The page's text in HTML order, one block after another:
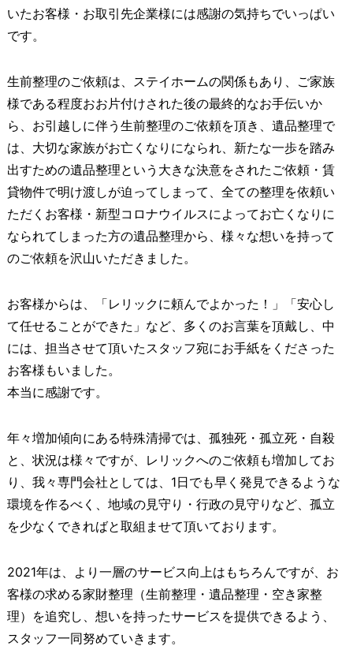
いたお客様・お取引先企業様には感謝の気持ちでいっぱい
です。
生前整理のご依頼は、ステイホームの関係もあり、ご家族
様である程度おお片付けされた後の最終的なお手伝いか
ら、お引越しに伴う生前整理のご依頼を頂き、遺品整理で
は、大切な家族がお亡くなりになられ、新たな一歩を踏み
出すための遺品整理という大きな決意をされたご依頼・賃
貸物件で明け渡しが迫ってしまって、全ての整理を依頼い
ただくお客様・新型コロナウイルスによってお亡くなりに
なられてしまった方の遺品整理から、様々な想いを持って
のご依頼を沢山いただきました。
お客様からは、「レリックに頼んでよかった！」「安心し
て任せることができた」など、多くのお言葉を頂戴し、中
には、担当させて頂いたスタッフ宛にお手紙をくださった
お客様もいました。
本当に感謝です。
年々増加傾向にある特殊清掃では、孤独死・孤立死・自殺
と、状況は様々ですが、レリックへのご依頼も増加してお
り、我々専門会社としては、1日でも早く発見できるような
環境を作るべく、地域の見守り・行政の見守りなど、孤立
を少なくできればと取組ませて頂いております。
2021年は、より一層のサービス向上はもちろんですが、お
客様の求める家財整理（生前整理・遺品整理・空き家整
理）を追究し、想いを持ったサービスを提供できるよう、
スタッフ一同努めていきます。